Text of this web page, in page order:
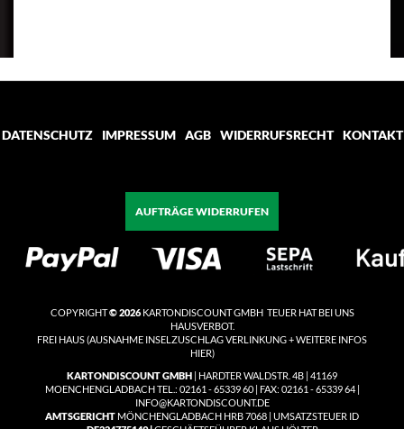
DATENSCHUTZ IMPRESSUM AGB WIDERRUFSRECHT KONTAKT
AUFTRÄGE WIDERRUFEN
COPYRIGHT© 2026KARTONDISCOUNT GMBH TEUER HAT BEI UNS
HAUSVERBOT.
FREI HAUS(AUSNAHME INSELZUSCHLAG VERLINKUNG + WEITERE INFOS
HIER)
KARTONDISCOUNT GMBH | HARDTER WALDSTR. 4B | 41169
MOENCHENGLADBACH TEL.: 02161 - 65339 60 | FAX: 02161 - 65339 64 |
INFO@KARTONDISCOUNT.DE
AMTSGERICHT MÖNCHENGLADBACH HRB 7068 | UMSATZSTEUER ID